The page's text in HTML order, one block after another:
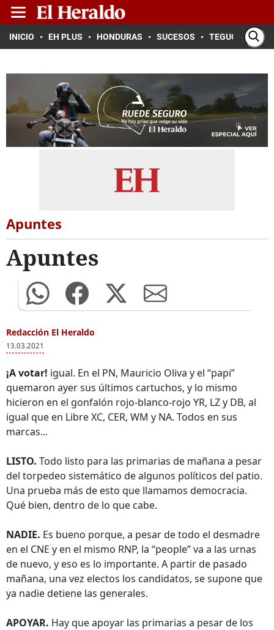
INICIO EH PLUS HONDURAS SUCESOS TEGUCIGALPA
Apuntes
Apuntes
Redacción El Heraldo
13.03.2021
¡A votar! igual. En el PN, Mauricio Oliva y el “papi”
quemaron ayer sus últimos cartuchos, y lo mismo
hicieron en el gonfalón rojo-blanco-rojo YR, LZ y DB, al
igual que en Libre XC, CER, WM y NA. Todos en sus
marcas...
LISTO. Todo listo para las primarias de mañana a pesar
del torpedeo sistemático de algunos políticos del patio.
Una prueba más de esto que llamamos democracia.
Qué bien, dentro de lo que cabe.
NADIE. Es bueno porque, a pesar de todo el desmadre
en el CNE y en el mismo RNP, la “people” va a las urnas
de nuevo, y eso es lo importante. A partir de pasado
mañana, una vez electos los candidatos, se supone que
ya nadie detiene las generales.
APOYAR. Hay que apoyar las primarias a pesar de los